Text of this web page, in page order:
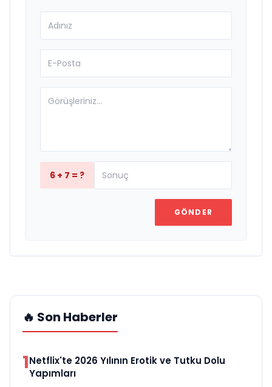
6 + 7 = ?
GÖNDER
🔥 Son Haberler
1Netflix'te 2026 Yılının Erotik ve Tutku Dolu
Yapımları